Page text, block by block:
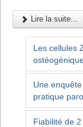
Lire la suite...
Les cellules
Une
pratique
Fiabilité de